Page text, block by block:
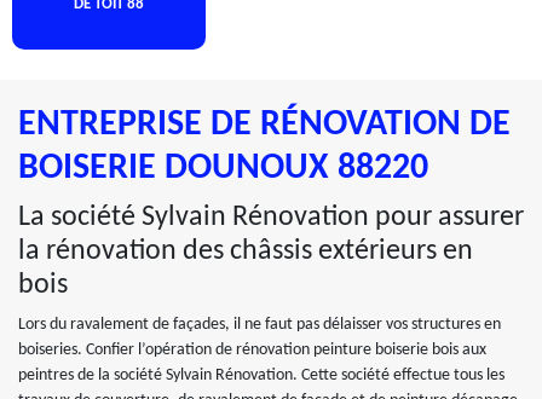
DE TOIT 88
ENTREPRISE DE RÉNOVATION DE
BOISERIE DOUNOUX 88220
La société Sylvain Rénovation pour assurer
la rénovation des châssis extérieurs en
bois
Lors du ravalement de façades, il ne faut pas délaisser vos structures en
boiseries. Confier l’opération de rénovation peinture boiserie bois aux
peintres de la société Sylvain Rénovation. Cette société effectue tous les